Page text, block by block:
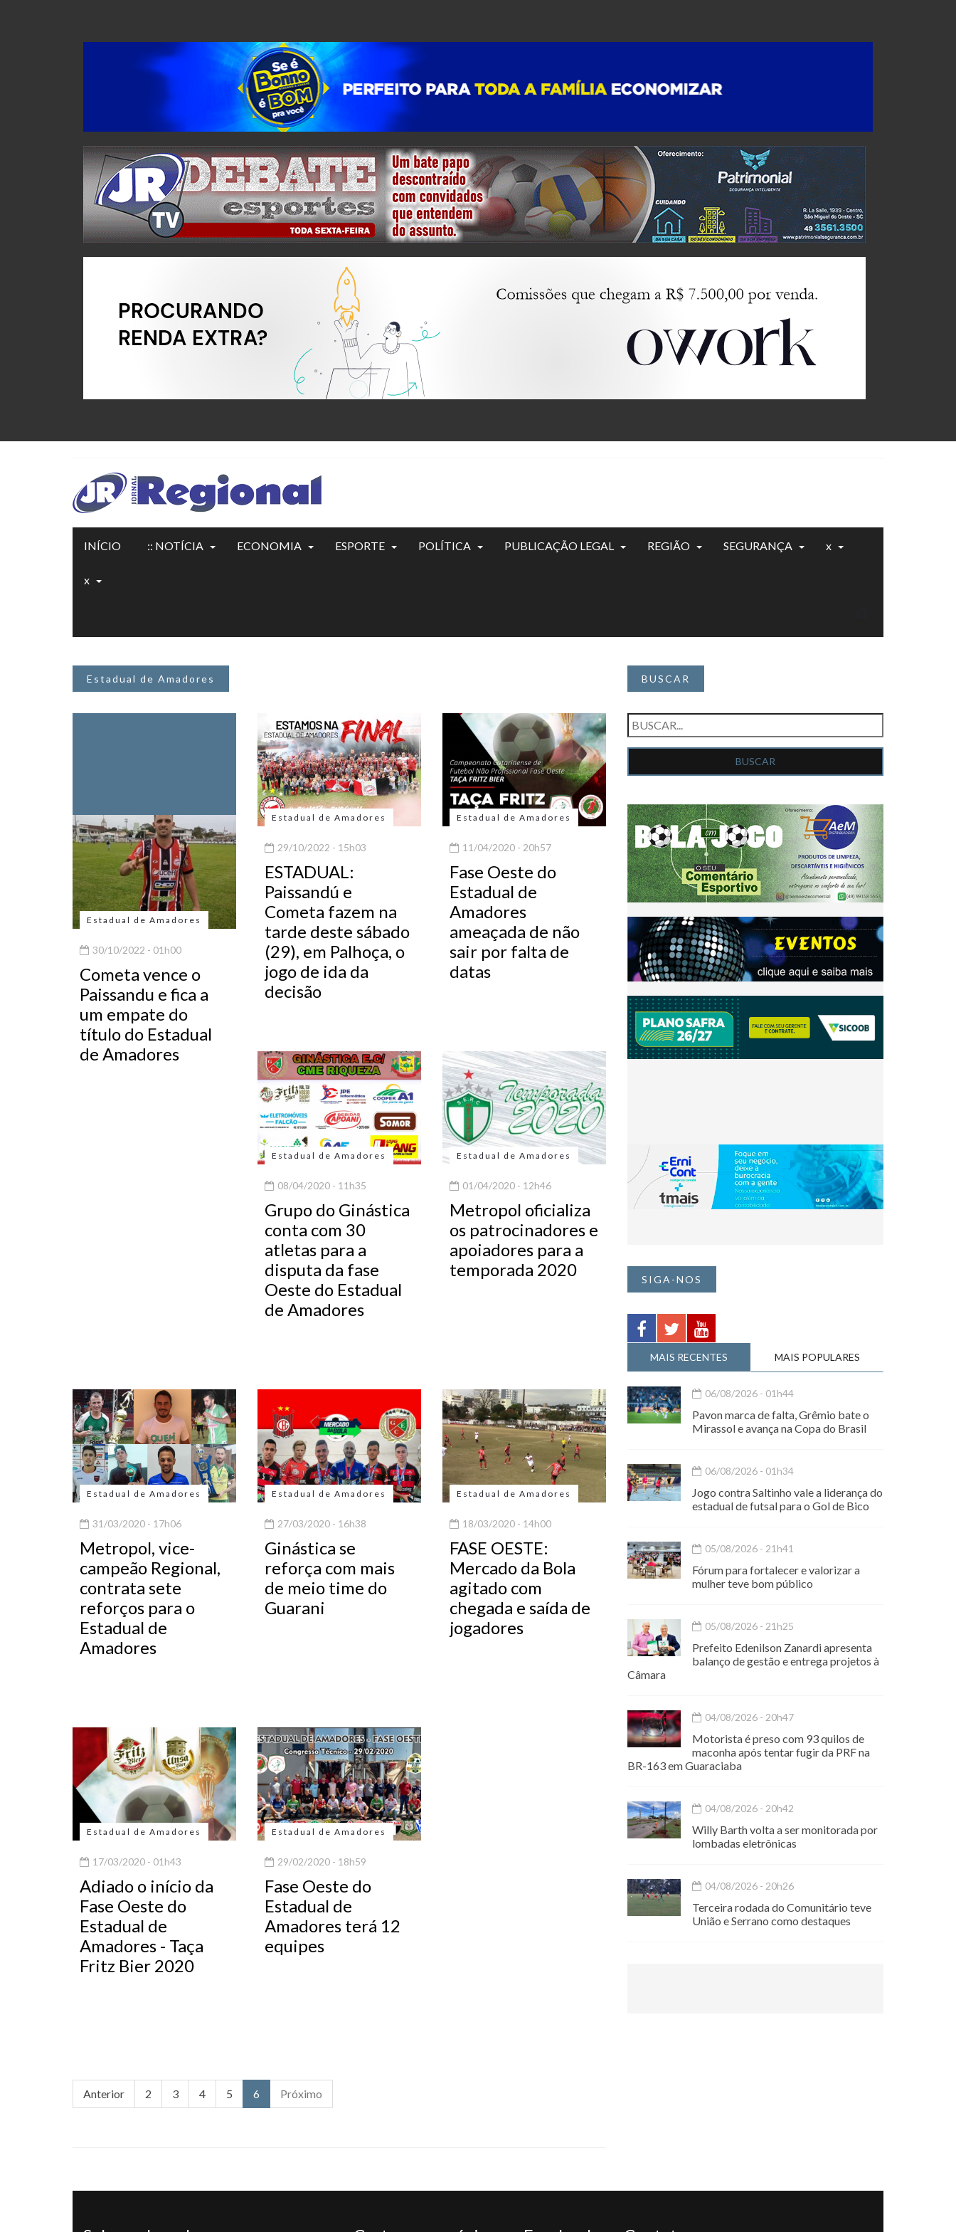
INÍCIO :: NOTÍCIA ECONOMIA ESPORTE POLÍTICA PUBLICAÇÃO LEGAL REGIÃO SEGURANÇA x
x
Estadual de Amadores
Estadual de Amadores
30/10/2022 - 01h00
Cometa vence o
Paissandu e fica a
um empate do
título do Estadual
de Amadores
Estadual de Amadores
29/10/2022 - 15h03
ESTADUAL:
Paissandú e
Cometa fazem na
tarde deste sábado
(29), em Palhoça, o
jogo de ida da
decisão
Estadual de Amadores
11/04/2020 - 20h57
Fase Oeste do
Estadual de
Amadores
ameaçada de não
sair por falta de
datas
Estadual de Amadores
08/04/2020 - 11h35
Grupo do Ginástica
conta com 30
atletas para a
disputa da fase
Oeste do Estadual
de Amadores
Estadual de Amadores
01/04/2020 - 12h46
Metropol oficializa
os patrocinadores e
apoiadores para a
temporada 2020
Estadual de Amadores
31/03/2020 - 17h06
Metropol, vice-
campeão Regional,
contrata sete
reforços para o
Estadual de
Amadores
Estadual de Amadores
27/03/2020 - 16h38
Ginástica se
reforça com mais
de meio time do
Guarani
Estadual de Amadores
18/03/2020 - 14h00
FASE OESTE:
Mercado da Bola
agitado com
chegada e saída de
jogadores
Estadual de Amadores
17/03/2020 - 01h43
Adiado o início da
Fase Oeste do
Estadual de
Amadores - Taça
Fritz Bier 2020
Estadual de Amadores
29/02/2020 - 18h59
Fase Oeste do
Estadual de
Amadores terá 12
equipes
Anterior 2 3 4 5 6 Próximo
BUSCAR
SIGA-NOS
MAIS RECENTES MAIS POPULARES
06/08/2026 - 01h44
Pavon marca de falta, Grêmio bate o
Mirassol e avança na Copa do Brasil
06/08/2026 - 01h34
Jogo contra Saltinho vale a liderança do
estadual de futsal para o Gol de Bico
05/08/2026 - 21h41
Fórum para fortalecer e valorizar a
mulher teve bom público
05/08/2026 - 21h25
Prefeito Edenilson Zanardi apresenta
balanço de gestão e entrega projetos à
Câmara
04/08/2026 - 20h47
Motorista é preso com 93 quilos de
maconha após tentar fugir da PRF na
BR-163 em Guaraciaba
04/08/2026 - 20h42
Willy Barth volta a ser monitorada por
lombadas eletrônicas
04/08/2026 - 20h26
Terceira rodada do Comunitário teve
União e Serrano como destaques